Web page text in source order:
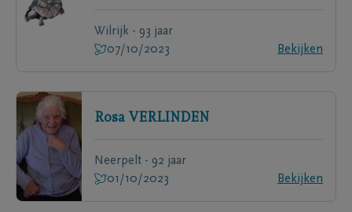
Wilrijk - 93 jaar
07/10/2023
Bekijken
Rosa VERLINDEN
Neerpelt - 92 jaar
01/10/2023
Bekijken